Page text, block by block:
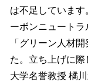
は不足していま
ーボンニュートラ
「グリーン人材
た。立ち上げに
大学名誉教授 橘